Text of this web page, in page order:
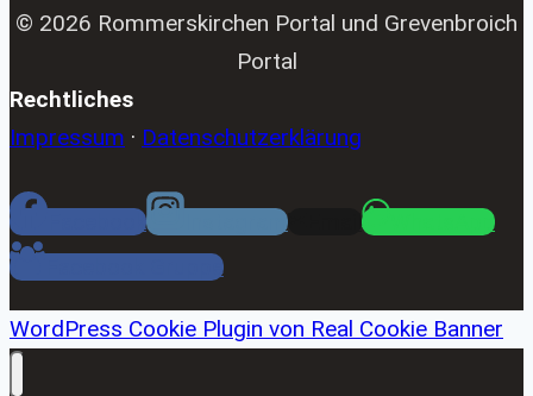
© 2026 Rommerskirchen Portal und Grevenbroich
Portal
Rechtliches
Impressum · Datenschutzerklärung
Facebook Instagram
WhatsApp
Facebook Gruppe
WordPress Cookie Plugin von Real Cookie Banner